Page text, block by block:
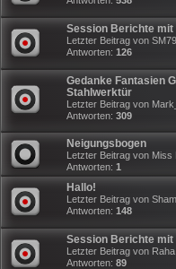
Session Berichte
Letzter Beitrag von SM79
Antworten: 126
Gedanke Fantasien
Stahlwerktür
Letzter Beitrag von
Antworten: 309
Neigungsbogen
Letzter Beitrag von Miss
Antworten: 1
Hallo!
Letzter Beitrag von
Antworten: 148
Session Berichte
Letzter Beitrag von Raha
Antworten: 89